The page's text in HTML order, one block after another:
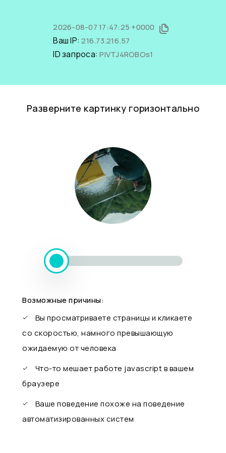
2026-08-07 17:47:25 +0000
Ваш IP:216.73.216.57
ID запроса:PlVTJ4ROBOs1
Разверните картинку горизонтально
Возможные причины:
Вы просматриваете страницы и кликаете
со скоростью, намного превышающую
ожидаемую от человека
Что-то мешает работе javascript в вашем
браузере
Ваше поведение похоже на поведение
автоматизированных систем